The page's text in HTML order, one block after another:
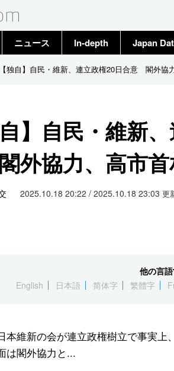
2020
ニュース
トップ
In-depth Japan
【独自】自民・維新、連立政権20日合意 閣外協
自】自民・維新
外協力、高市首
2025.10.18 20:22 / 2025.10.18 23:03 更
他の言
English
日本語 简体字 繁體字
本維新の会が連立政権樹立で事実
は閣外協力と...